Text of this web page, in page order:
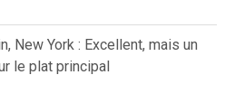
New York : Excellent, mais un
le plat principal